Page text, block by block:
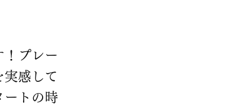
！プレー
感して
ートの時